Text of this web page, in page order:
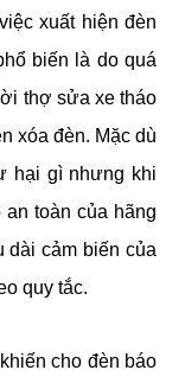
xuất hiện đèn
biến là do quá
thợ sửa xe tháo
xóa đèn. Mặc dù
hại gì nhưng khi
toàn của hãng
dài cảm biến của
quy tắc.
cho đèn báo